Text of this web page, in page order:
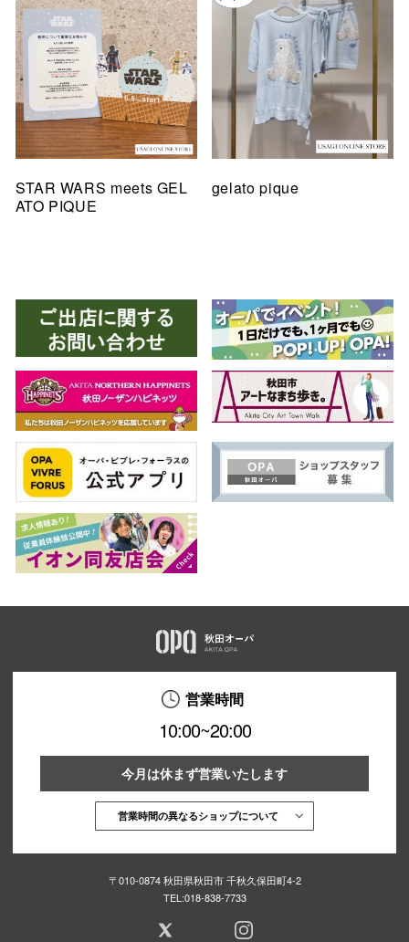
STAR WARS meets GEL
ATO PIQUE
gelato pique
営業時間
10:00~20:00
今月は休まず営業いたします
営業時間の異なるショップについて
〒010-0874 秋田県秋田市 千秋久保田町4-2
TEL:018-838-7733